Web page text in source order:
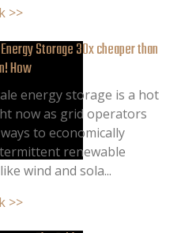
>>
Storage 30x cheaper than
How
energy storage is a hot
now as grid operators
to economically
renewable
wind and sola...
>>